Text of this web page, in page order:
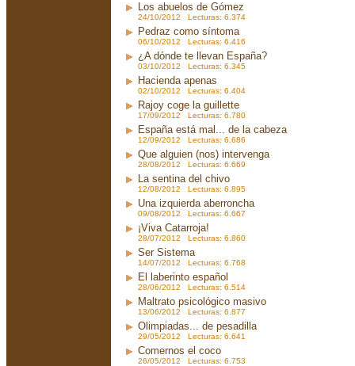
Los abuelos de Gómez
24/10/2012 Lecturas: 6.374
Pedraz como síntoma
06/10/2012 Lecturas: 6.416
¿A dónde te llevan España?
03/10/2012 Lecturas: 6.345
Hacienda apenas
02/10/2012 Lecturas: 6.404
Rajoy coge la guillette
17/09/2012 Lecturas: 6.780
España está mal... de la cabeza
12/09/2012 Lecturas: 6.686
Que alguien (nos) intervenga
28/08/2012 Lecturas: 6.669
La sentina del chivo
12/08/2012 Lecturas: 6.895
Una izquierda aberroncha
09/08/2012 Lecturas: 6.667
¡Viva Catarroja!
28/07/2012 Lecturas: 6.860
Ser Sistema
14/07/2012 Lecturas: 6.768
El laberinto español
28/06/2012 Lecturas: 6.514
Maltrato psicológico masivo
13/06/2012 Lecturas: 6.877
Olimpiadas... de pesadilla
29/05/2012 Lecturas: 6.641
Comernos el coco
26/05/2012 Lecturas: 6.753